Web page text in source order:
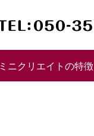
ミニクリエイトの特徴